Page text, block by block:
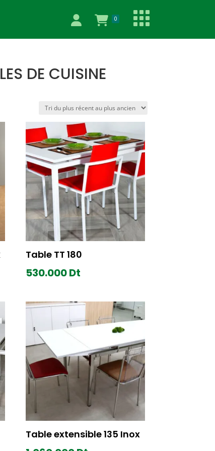
0
DE CUISINE
Table TT 180
530.000Dt
Table extensible 135 Inox